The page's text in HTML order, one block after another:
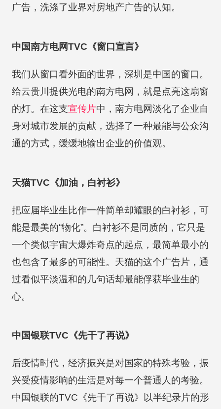
广告，洗涤了业界对房地产广告的认知。
中国南方电网TVC《窗口宣言》
我们从窗口看外面的世界，深圳是中国的窗口。
给云贵川提供光电的南方电网，就是点亮这扇窗
的灯。在这支宣传片中，南方电网淡化了企业自
身对城市发展的贡献，选择了一种最能与公众沟
通的方式，缓缓地输出企业的价值观。
天猫TVC《加油，白衬衫》
把应届毕业生比作一件简单却耀眼的白衬衫，可
能是最美的“物化”。白衬衫不是同质的，它只是
一个类似宇宙大爆炸奇点的起点，最简单最小的
也包含了最多的可能性。天猫的这个广告片，通
过看似平淡温和的几句话却最能俘获毕业生的
心。
中国银联TVC《先干了再说》
后疫情时代，经济振兴是对国家的特殊考验，振
兴受疫情影响的生活是对每一个普通人的考验。
中国银联的TVC《先干了再说》以半纪录片的形